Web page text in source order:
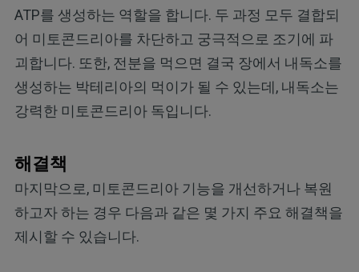
ATP를 생성하는 역할을 합니다. 두 과정 모두 결합되
어 미토콘드리아를 차단하고 궁극적으로 조기에 파
괴합니다. 또한, 전분을 먹으면 결국 장에서 내독소를
생성하는 박테리아의 먹이가 될 수 있는데, 내독소는
강력한 미토콘드리아 독입니다.
해결책
마지막으로, 미토콘드리아 기능을 개선하거나 복원
하고자 하는 경우 다음과 같은 몇 가지 주요 해결책을
제시할 수 있습니다.